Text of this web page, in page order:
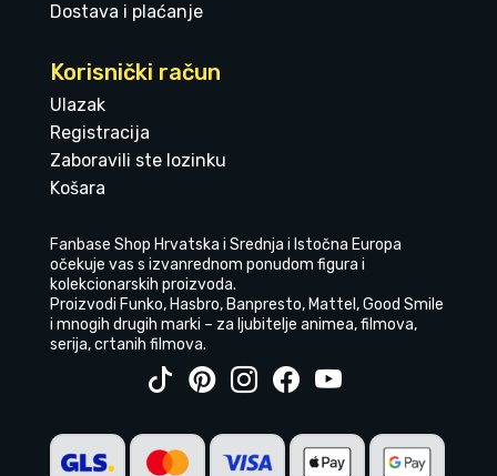
Dostava i plaćanje
Korisnički račun
Ulazak
Registracija
Zaboravili ste lozinku
Košara
Fanbase Shop Hrvatska i Srednja i Istočna Europa
očekuje vas s izvanrednom ponudom figura i
kolekcionarskih proizvoda.
Proizvodi Funko, Hasbro, Banpresto, Mattel, Good Smile
i mnogih drugih marki – za ljubitelje animea, filmova,
serija, crtanih filmova.